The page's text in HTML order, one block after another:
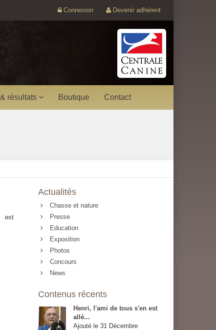
Connexion Devenir adhérent
résultats Boutique Contact
Actualités
Chasse et nature
Presse
Education
Exposition
Photos
Concours
News
Contenus récents
Henri, l'ami de tous s'en est
allé...
Ajouté le 31 Décembre